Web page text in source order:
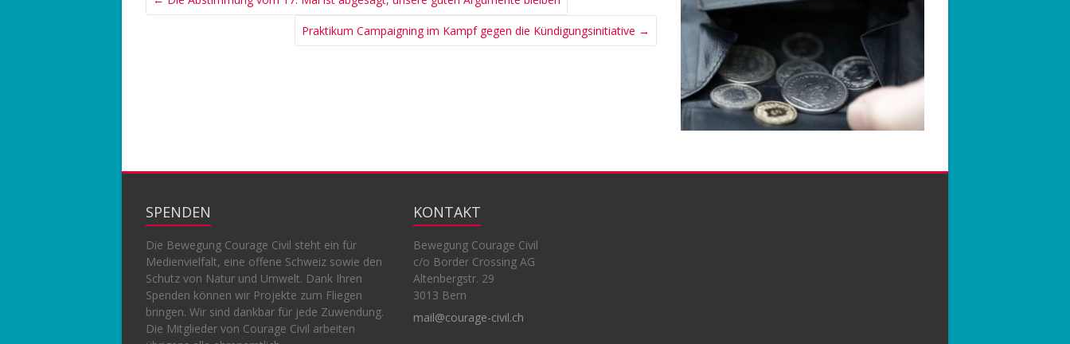
Praktikum Campaigning im Kampf gegen die Kündigungsinitiative →
SPENDEN
Die Bewegung Courage Civil steht ein für
Medienvielfalt, eine offene Schweiz sowie den
Schutz von Natur und Umwelt. Dank Ihren
Spenden können wir Projekte zum Fliegen
bringen. Wir sind dankbar für jede Zuwendung.
Die Mitglieder von Courage Civil arbeiten
KONTAKT
Bewegung Courage Civil
c/o Border Crossing AG
Altenbergstr. 29
3013 Bern
mail@courage-civil.ch